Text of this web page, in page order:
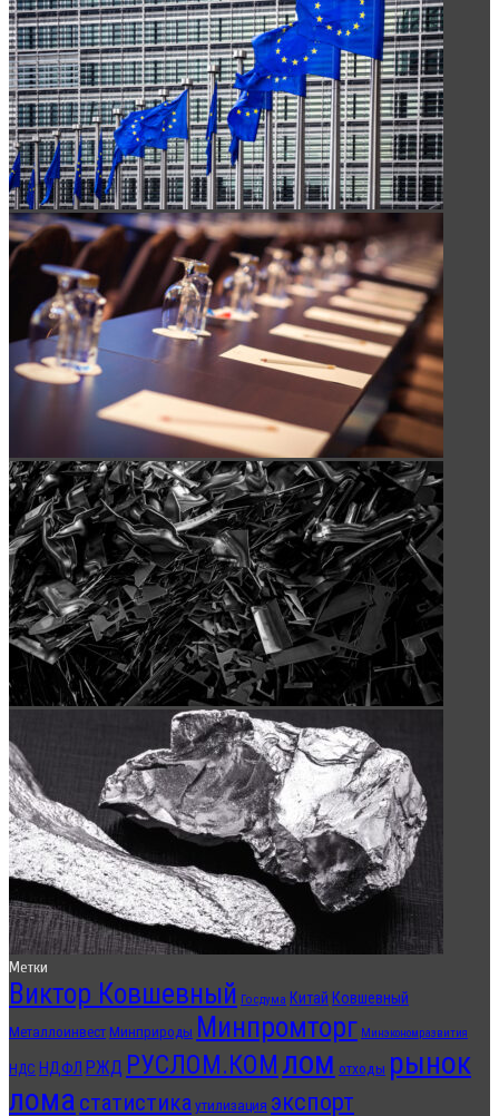
Метки
Виктор Ковшевный Госдума Китай Ковшевный
Металлоинвест Минприроды Минпромторг Минэкономразвития
НДС НДФЛ РЖД РУСЛОМ.КОМ лом отходы рынок
лома статистика утилизация экспорт